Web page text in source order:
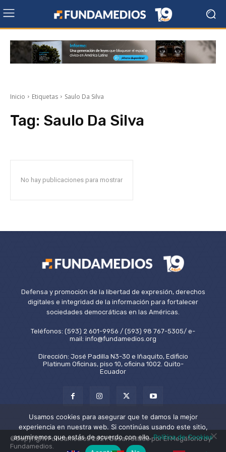
Inicio Etiquetas Saulo Da Silva
Tag: Saulo Da Silva
No hay publicaciones para mostrar
Defensa y promoción de la libertad de expresión, derechos
digitales e integridad de la información para fortalecer
sociedades democráticas en las Américas.
Teléfonos: (593) 2 601-9956 / (593) 98 767-5305/ e-
mail: info@fundamedios.org
Dirección: José Padilla N3-30 e Iñaquito, Edificio
Platinum Oficinas, piso 10, oficina 1002. Quito-
Ecuador
©Copyright Fundamedios 2021. Desarrollado por El Megáfono by
Fundamedios.
Usamos cookies para asegurar que te damos la mejor
experiencia en nuestra web. Si continúas usando este sitio,
asumiremos que estás de acuerdo con ello.Política de Cookies